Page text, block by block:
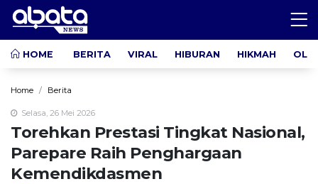
HOME BERITA VIRAL HIBURAN HIKMAH
Home Berita
Selasa, 26 Mei 2026
Torehkan Prestasi Tingkat Nasional,
Parepare Raih Penghargaan
Kemendikdasmen